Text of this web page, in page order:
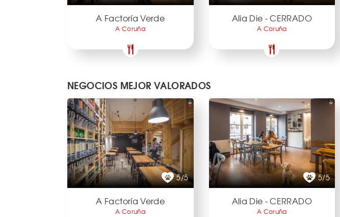
A Factoría Verde
A Coruña
Alia Die - CERRADO
A Coruña
NEGOCIOS MEJOR VALORADOS
5/5
A Factoría Verde
A Coruña
5/5
Alia Die - CERRADO
A Coruña